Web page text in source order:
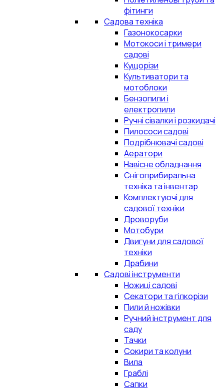
фітинги
Садова техніка
Газонокосарки
Мотокоси і тримери
садові
Кущорізи
Культиватори та
мотоблоки
Бензопили і
електропили
Ручні сівалки і розкидачі
Пилососи садові
Подрібнювачі садові
Аератори
Навісне обладнання
Снігоприбиральна
техніка та інвентар
Комплектуючі для
садової техніки
Дроворуби
Мотобури
Двигуни для садової
техніки
Драбини
Садові інструменти
Ножиці садові
Секатори та гілкорізи
Пили й ножівки
Ручний інструмент для
саду
Тачки
Сокири та колуни
Вила
Граблі
Сапки